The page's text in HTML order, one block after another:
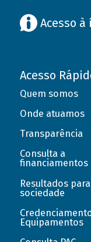
Acesso
Acesso
Quem somos
Onde atuamos
Transparência
Consulta a
financiamentos
Resultados
sociedade
Equipamentos